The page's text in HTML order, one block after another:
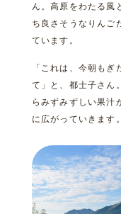
ん。高原をわたる風
ち良さそうなりんご
ています。
「これは、今朝も
て」と、都士子さん
らみずみずしい果汁
に広がっていきます。